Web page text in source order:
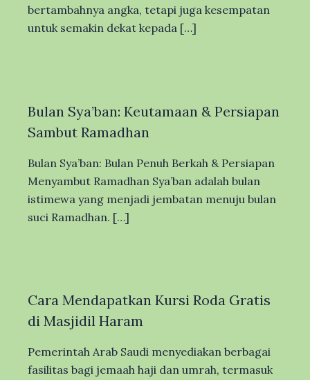
bertambahnya angka, tetapi juga kesempatan
untuk semakin dekat kepada […]
Bulan Sya’ban: Keutamaan & Persiapan
Sambut Ramadhan
Bulan Sya’ban: Bulan Penuh Berkah & Persiapan
Menyambut Ramadhan Sya’ban adalah bulan
istimewa yang menjadi jembatan menuju bulan
suci Ramadhan. […]
Cara Mendapatkan Kursi Roda Gratis
di Masjidil Haram
Pemerintah Arab Saudi menyediakan berbagai
fasilitas bagi jemaah haji dan umrah, termasuk